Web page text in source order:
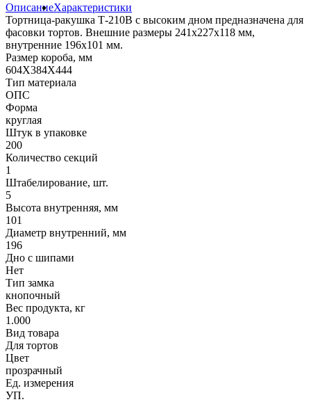
ОписаниеХарактеристики
Тортница-ракушка Т-210В с высоким дном предназначена для
фасовки тортов. Внешние размеры 241х227х118 мм,
внутренние 196х101 мм.
Размер короба, мм
604X384X444
Тип материала
ОПС
Форма
круглая
Штук в упаковке
200
Количество секций
1
Штабелирование, шт.
5
Высота внутренняя, мм
101
Диаметр внутренний, мм
196
Дно с шипами
Нет
Тип замка
кнопочный
Вес продукта, кг
1.000
Вид товара
Для тортов
Цвет
прозрачный
Ед. измерения
УП.